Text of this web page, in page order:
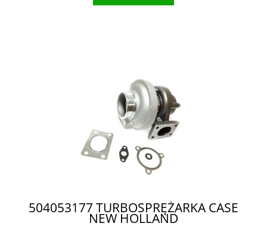
504053177 TURBOSPRĘŻARKA CASE
NEW HOLLAND